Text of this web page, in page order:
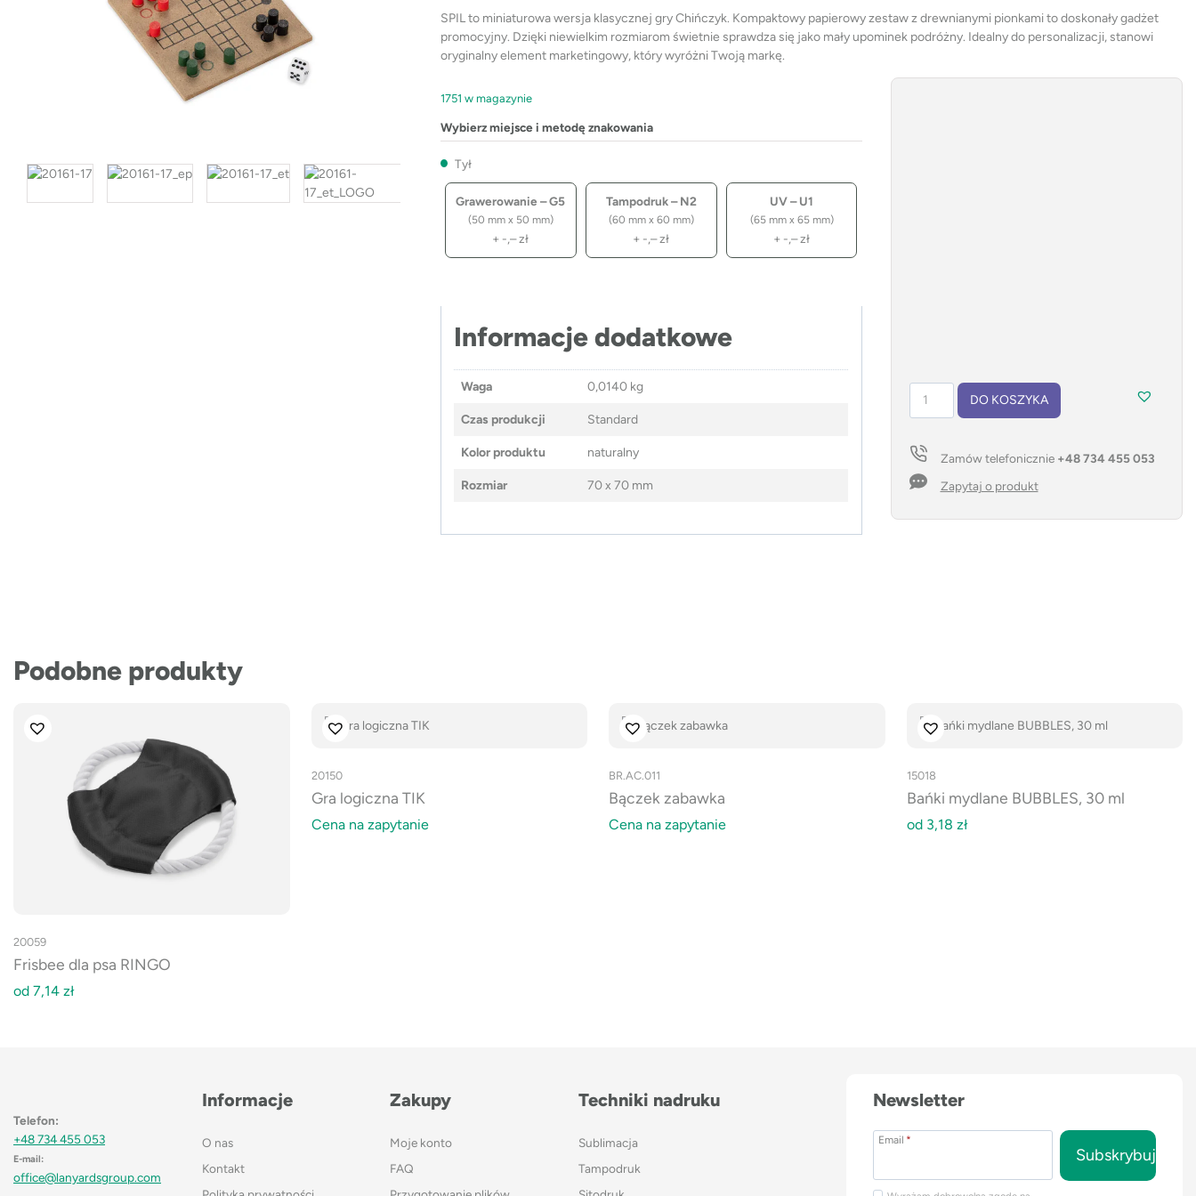
SPIL to miniaturowa wersja klasycznej gry Chińczyk. Kompaktowy papierowy zestaw z drewnianymi pionkami to doskonały gadżet
promocyjny. Dzięki niewielkim rozmiarom świetnie sprawdza się jako mały upominek podróżny. Idealny do personalizacji, stanowi
oryginalny element marketingowy, który wyróżni Twoją markę.
1751 w magazynie
Wybierz miejsce i metodę znakowania
Tył
Grawerowanie – G5
(50 mm x 50 mm)
+ -,–zł
Tampodruk – N2
(60 mm x 60 mm)
+ -,–zł
UV – U1
(65 mm x 65 mm)
+ -,–zł
SPIL
DO KOSZYKA
Zamów telefonicznie +48 734 455 053
Zapytaj o produkt
Informacje dodatkowe
Waga 0,0140 kg
Czas produkcji Standard
Kolor produktu naturalny
Rozmiar 70 x 70 mm
Podobne produkty
20059
Frisbee dla psa RINGO
od 7,14 zł
20150
Gra logiczna TIK
Cena na zapytanie
BR.AC.011
Bączek zabawka
Cena na zapytanie
15018
Bańki mydlane BUBBLES, 30 ml
od 3,18 zł
Telefon:
+48 734 455 053
E-mail:
office@lanyardsgroup.com
Informacje
O nas
Kontakt
Zakupy
Moje konto
FAQ
Techniki nadruku
Sublimacja
Tampodruk
Newsletter
Email *
Subskrybuj